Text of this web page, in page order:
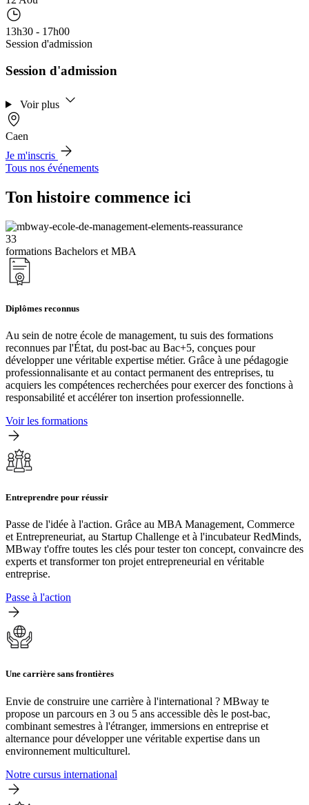
13h30 - 17h00
Session d'admission
Session d'admission
Voir plus
Caen
Je m'inscris
Tous nos événements
Ton histoire commence ici
33
formations Bachelors et MBA
Diplômes reconnus
Au sein de notre école de management, tu suis des formations
reconnues par l'État, du post-bac au Bac+5, conçues pour
développer une véritable expertise métier. Grâce à une pédagogie
professionnalisante et au contact permanent des entreprises, tu
acquiers les compétences recherchées pour exercer des fonctions à
responsabilité et accélérer ton insertion professionnelle.
Voir les formations
Entreprendre pour réussir
Passe de l'idée à l'action. Grâce au MBA Management, Commerce
et Entrepreneuriat, au Startup Challenge et à l'incubateur RedMinds,
MBway t'offre toutes les clés pour tester ton concept, convaincre des
experts et transformer ton projet entrepreneurial en véritable
entreprise.
Passe à l'action
Une carrière sans frontières
Envie de construire une carrière à l'international ? MBway te
propose un parcours en 3 ou 5 ans accessible dès le post-bac,
combinant semestres à l'étranger, immersions en entreprise et
alternance pour développer une véritable expertise dans un
environnement multiculturel.
Notre cursus international